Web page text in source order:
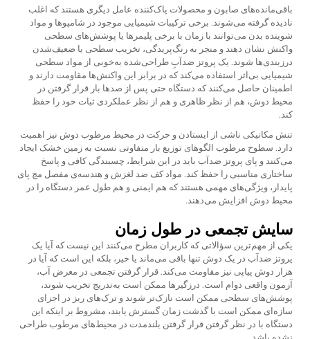
باقی‌مانده‌های صابون و محصولات پاک‌کننده عامل دیگری هستند که اغلب
نادیده گرفته می‌شوند. برخی ترکیبات شیمیایی موجود در شامپوها و مواد
شوینده بدن می‌توانند با زمان با برخی پلیمرها یا پوشش‌های سطحی
واکنش نشان دهند و منجر به رنگ‌پریدگی، تخریب سطحی یا ضعیف‌شدن
درزبندی‌ها شوند. یک پروتز ضدآبِ طراحی‌شده به‌خوبی از مواد سطحی
شیمیایی بی‌اثر استفاده می‌کند که در برابر این واکنش‌ها مقاومت دارند و
اطمینان حاصل می‌کنند که دستگاه حتی پس از صدها بار قرار گرفتن در
محیط دوش، هم از نظر ظاهری و هم از نظر عملکردی ثبات خود را حفظ
کند.
تنش مکانیکی ناشی از ایستادن و حرکت در محیط مرطوب دوش نیز اهمیت
دارد. سطوح مرطوب الگوهای توزیع بار متفاوتی نسبت به زمین خشک ایجاد
می‌کنند و پای پروتز ضدآب باید در این شرایط، چسبندگی کافی و پاسخ
ساختاری مناسبی را حفظ کند. مواد کف ضد لغزش و هندسه‌ی مفصل مچ پای
پایدار، ویژگی‌های مهمی هستند که هم ایمنی و هم طول عمر دستگاه را در
محیط دوش افزایش می‌دهند.
سایش تجمعی در طول زمان
یکی از مهم‌ترین سؤالاتی که کاربران مطرح می‌کنند این نیست که آیا یک
پروتز ضدآب در یک دوش تنها باقی می‌ماند یا خیر، بلکه این است که آیا در
هزار دوش پیاپی نیز مقاومت می‌کند. قرار گرفتن تجمعی در معرض آب،
آزمون واقعی دوام است. درزگیرها ممکن است به‌تدریج تخریب شوند،
پوشش‌های سطحی ممکن است نازک‌تر شوند و ترک‌های ریز در اجزای
سازه‌ای ممکن است با گذشت زمان گسترش یابند، مشروط بر اینکه این
دستگاه با در نظر گرفتن قرار گرفتن بلندمدت در محیط‌های مرطوب طراحی